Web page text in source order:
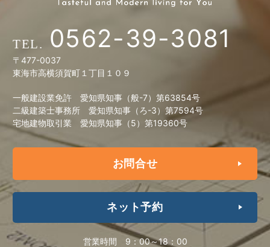
0562-39-3081
〒477-0037
東海市高横須賀町１丁目１０９
一般建設業免許 愛知県知事（般-7）第63854号
二級建築士事務所 愛知県知事（ろ-3）第7594号
宅地建物取引業 愛知県知事（5）第19360号
お問合せ
ネット予約
営業時間 9：00～18：00